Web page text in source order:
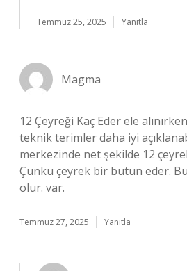
Temmuz 25, 2025 Yanıtla
Magma
12 Çeyreği Kaç Eder ele
teknik terimler daha iyi
merkezinde net şekilde 12
Çünkü çeyrek bir bütün eder.
olur. var.
Temmuz 27, 2025 Yanıtla